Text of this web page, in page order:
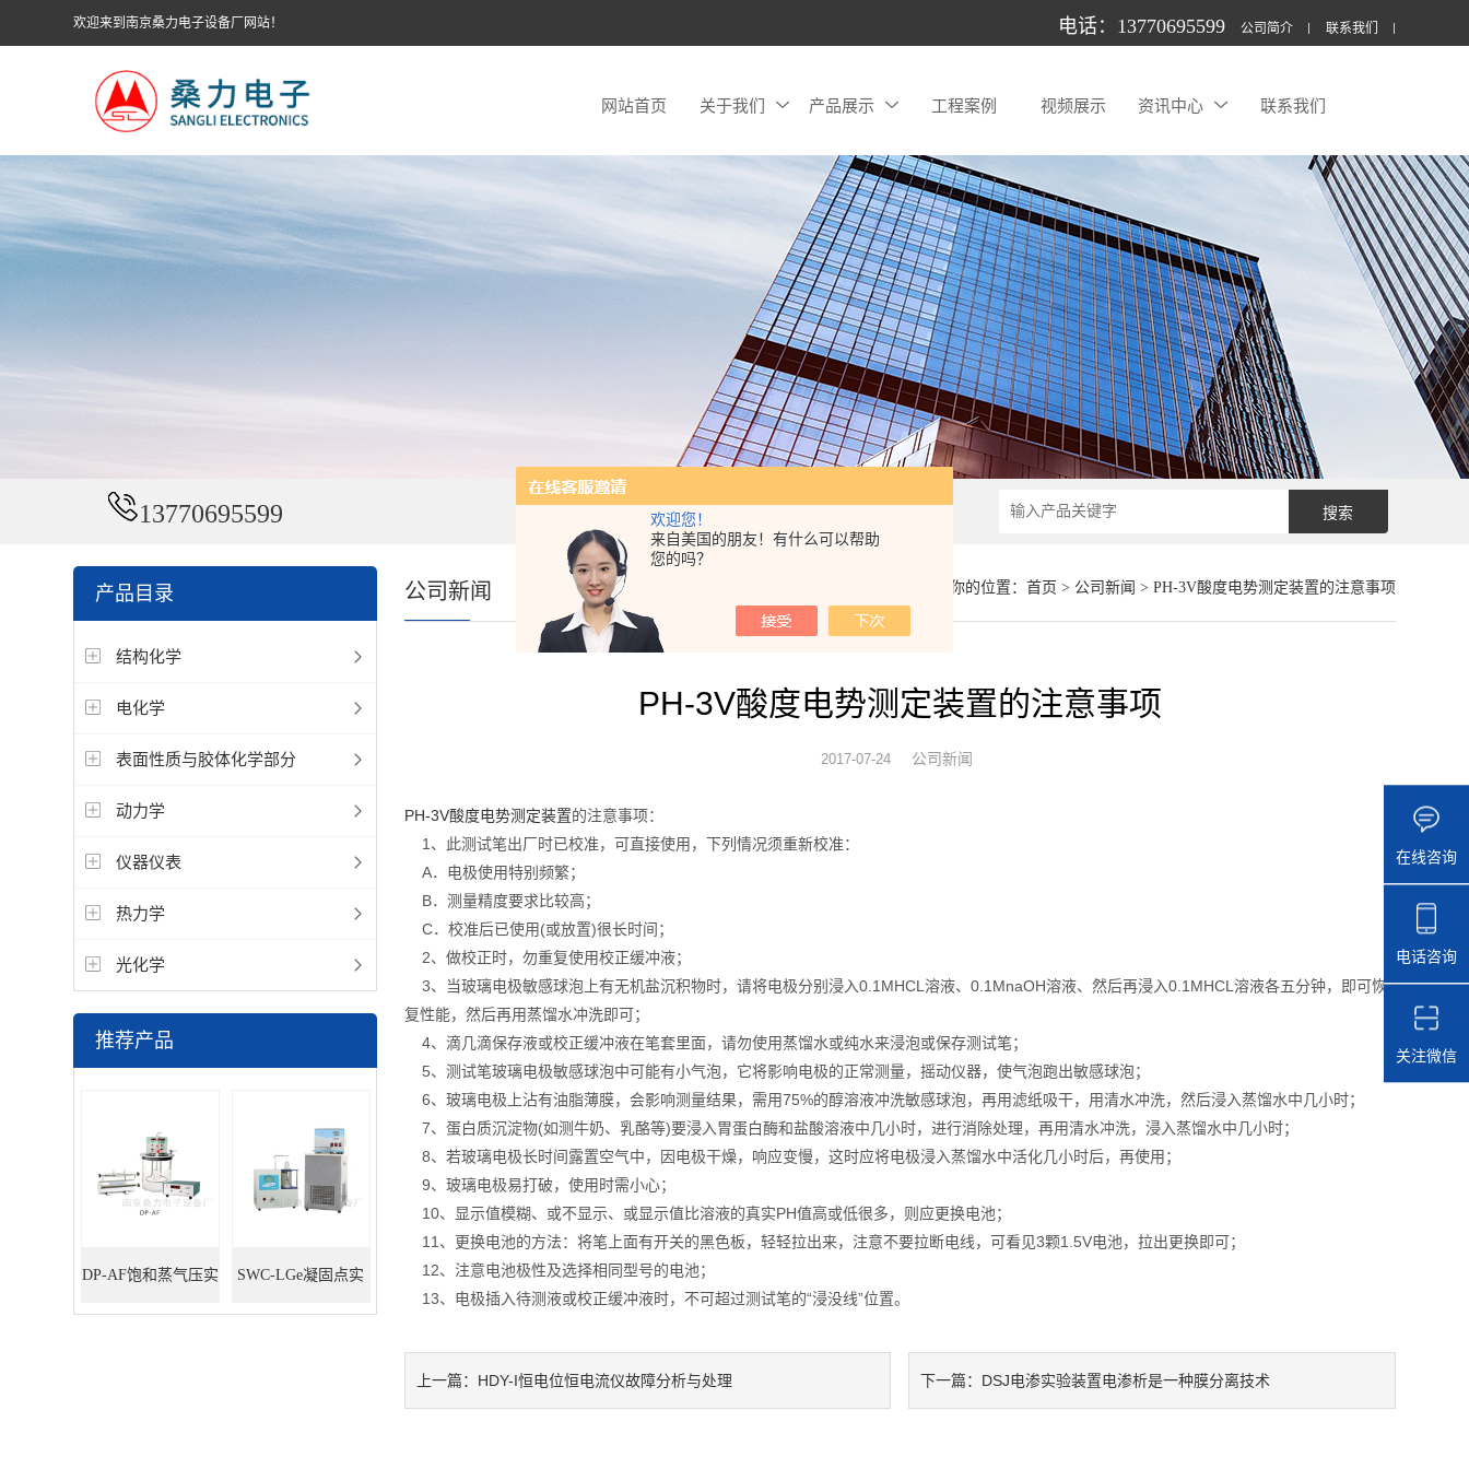
欢迎您！
来自美国的朋友！有什么可以帮助
您的吗？
欢迎来到南京桑力电子设备厂网站！ 电话：13770695599 公司简介 联系我们
网站首页 关于我们 产品展示 工程案例 视频展示 资讯中心 联系我们
13770695599
产品目录
结构化学
电化学
表面性质与胶体化学部分
动力学
仪器仪表
热力学
光化学
推荐产品
DP-AF饱和蒸气压实 SWC-LGe凝固点实
你的位置： 首页 > 公司新闻 > PH-3V酸度电势测定装置的注意事项
公司新闻
PH-3V酸度电势测定装置的注意事项
2017-07-24 公司新闻
PH-3V酸度电势测定装置的注意事项：
1、此测试笔出厂时已校准，可直接使用，下列情况须重新校准：
A．电极使用特别频繁；
B．测量精度要求比较高；
C．校准后已使用(或放置)很长时间；
2、做校正时，勿重复使用校正缓冲液；
3、当玻璃电极敏感球泡上有无机盐沉积物时，请将电极分别浸入0.1MHCL溶液、0.1MnaOH溶液、然后再浸入0.1MHCL溶液各五分钟，即可恢
复性能，然后再用蒸馏水冲洗即可；
4、滴几滴保存液或校正缓冲液在笔套里面，请勿使用蒸馏水或纯水来浸泡或保存测试笔；
5、测试笔玻璃电极敏感球泡中可能有小气泡，它将影响电极的正常测量，摇动仪器，使气泡跑出敏感球泡；
6、玻璃电极上沾有油脂薄膜，会影响测量结果，需用75%的醇溶液冲洗敏感球泡，再用滤纸吸干，用清水冲洗，然后浸入蒸馏水中几小时；
7、蛋白质沉淀物(如测牛奶、乳酪等)要浸入胃蛋白酶和盐酸溶液中几小时，进行消除处理，再用清水冲洗，浸入蒸馏水中几小时；
8、若玻璃电极长时间露置空气中，因电极干燥，响应变慢，这时应将电极浸入蒸馏水中活化几小时后，再使用；
9、玻璃电极易打破，使用时需小心；
10、显示值模糊、或不显示、或显示值比溶液的真实PH值高或低很多，则应更换电池；
11、更换电池的方法：将笔上面有开关的黑色板，轻轻拉出来，注意不要拉断电线，可看见3颗1.5V电池，拉出更换即可；
12、注意电池极性及选择相同型号的电池；
13、电极插入待测液或校正缓冲液时，不可超过测试笔的“浸没线”位置。
上一篇： HDY-I恒电位恒电流仪故障分析与处理 下一篇： DSJ电渗实验装置电渗析是一种膜分离技术
在线咨询
电话咨询
关注微信